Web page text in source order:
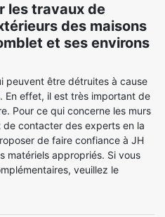
les travaux de
des maisons
et ses environs
peuvent être détruites à cause
En effet, il est très important de
Pour ce qui concerne les murs
contacter des experts en la
de faire confiance à JH
matériels appropriés. Si vous
veuillez le